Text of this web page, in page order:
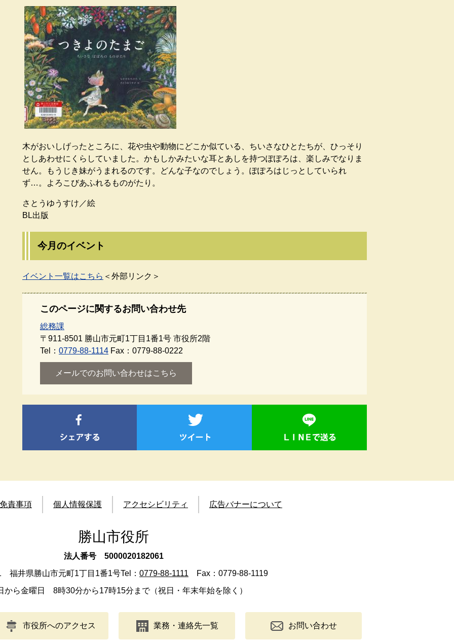
木がおいしげったところに、花や虫や動物にどこか似ている、ちいさなひとたちが、ひっそり
としあわせにくらしていました。かもしかみたいな耳とあしを持つぽぽろは、楽しみでなりま
せん。もうじき妹がうまれるのです。どんな子なのでしょう。ぽぽろはじっとしていられ
ず…。よろこびあふれるものがたり。
さとうゆうすけ／絵
BL出版
今月のイベント
イベント一覧はこちら ＜外部リンク＞
このページに関するお問い合わせ先
総務課
〒911-8501 勝山市元町1丁目1番1号 市役所2階
Tel： 0779-88-1114 Fax：0779-88-0222
メールでのお問い合わせはこちら
責事項 個人情報保護 アクセシビリティ 広告バナーについて
勝山市役所
法人番号 5000020182061
福井県勝山市元町1丁目1番1号Tel： 0779-88-1111 Fax：0779-88-1119
から金曜日 8時30分から17時15分まで（祝日・年末年始を除く）
市役所へのアクセス 業務・連絡先一覧 お問い合わせ